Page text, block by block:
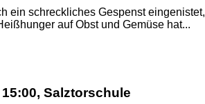
ein schreckliches Gespenst eingenistet,
auf Obst und Gemüse hat...
Salztorschule